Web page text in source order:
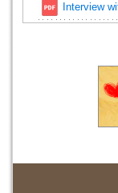
Interview